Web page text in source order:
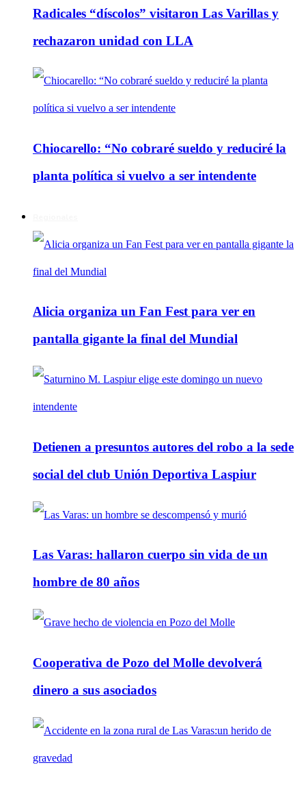
Radicales “díscolos” visitaron Las Varillas y
rechazaron unidad con LLA
Chiocarello: “No cobraré sueldo y reduciré la
planta política si vuelvo a ser intendente
Alicia organiza un Fan Fest para ver en
pantalla gigante la final del Mundial
Detienen a presuntos autores del robo a la sede
social del club Unión Deportiva Laspiur
Las Varas: hallaron cuerpo sin vida de un
hombre de 80 años
Cooperativa de Pozo del Molle devolverá
dinero a sus asociados